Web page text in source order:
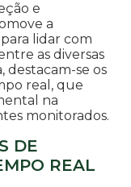
e
a
lidar com
as diversas
destacam-se os
real, que
na
monitorados.
DE
REAL